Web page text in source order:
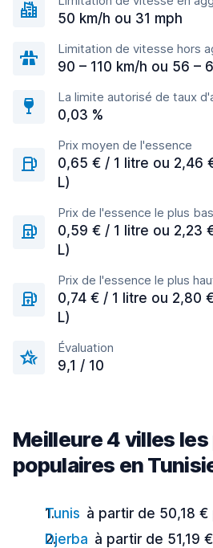
50 km/h ou 31 mph
Limitation de vitesse hors
90 – 110 km/h ou 56 –
La limite autorisé de taux
0,03 %
Prix moyen de l'essence
0,65 € / 1 litre ou 2,46
L)
Prix de l'essence le plus bas
0,59 € / 1 litre ou 2,23
L)
Prix de l'essence le plus
0,74 € / 1 litre ou 2,80
L)
Évaluation
9,1 / 10
Meilleure 4 villes les
populaires en
Tunis à partir de 50,18 €
Djerba à partir de 51,19